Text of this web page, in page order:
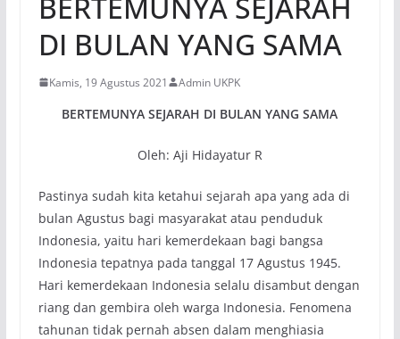
DI BULAN YANG SAMA
Kamis, 19 Agustus 2021 Admin UKPK
BERTEMUNYA SEJARAH DI BULAN YANG SAMA
Oleh: Aji Hidayatur R
Pastinya sudah kita ketahui sejarah apa yang ada di
bulan Agustus bagi masyarakat atau penduduk
Indonesia, yaitu hari kemerdekaan bagi bangsa
Indonesia tepatnya pada tanggal 17 Agustus 1945.
Hari kemerdekaan Indonesia selalu disambut dengan
riang dan gembira oleh warga Indonesia. Fenomena
tahunan tidak pernah absen dalam menghiasia